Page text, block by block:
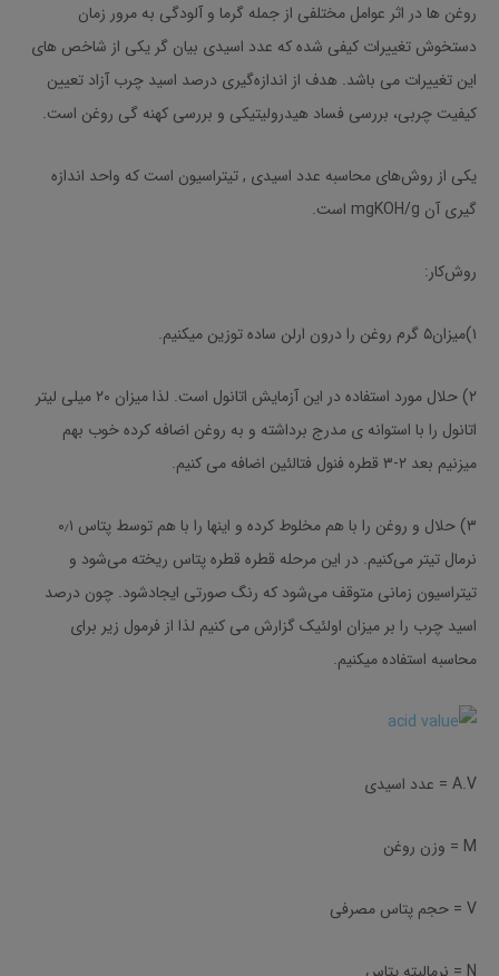
روغن ها در اثر عوامل مختلفی از جمله گرما و آلودگی به مرور زمان
دستخوش تغییرات کیفی شده که عدد اسیدی بیان گر یکی از شاخص های
این تغییرات می باشد. هدف از اندازه‌گیری درصد اسید چرب آزاد تعیین
کیفیت چربی، بررسی فساد هیدرولیتیکی و بررسی کهنه گی روغن است.
یکی از روش‌های محاسبه عدد اسیدی , تیتراسیون است که واحد اندازه
گیری آن mgKOH/g است.
روش‌کار:
۱)میزان۵ گرم روغن را درون ارلن ساده توزین میکنیم.
۲) حلال مورد استفاده در این آزمایش اتانول است. لذا میزان ۲۰ میلی لیتر
اتانول را با استوانه ی مدرج برداشته و به روغن اضافه کرده خوب بهم
میزنیم بعد ۲-۳ قطره فنول فتالئین اضافه می کنیم.
۳) حلال و روغن را با هم مخلوط کرده و اینها را با هم توسط پتاس ۰٫۱
نرمال تیتر می‌کنیم. در این مرحله قطره قطره پتاس ریخته می‌شود و
تیتراسیون زمانی متوقف می‌شود که رنگ صورتی ایجادشود. چون درصد
اسید چرب را بر میزان اولئیک گزارش می کنیم لذا از فرمول زیر برای
محاسبه استفاده میکنیم.
A.V = عدد اسیدی
M = وزن روغن
V = حجم پتاس مصرفی